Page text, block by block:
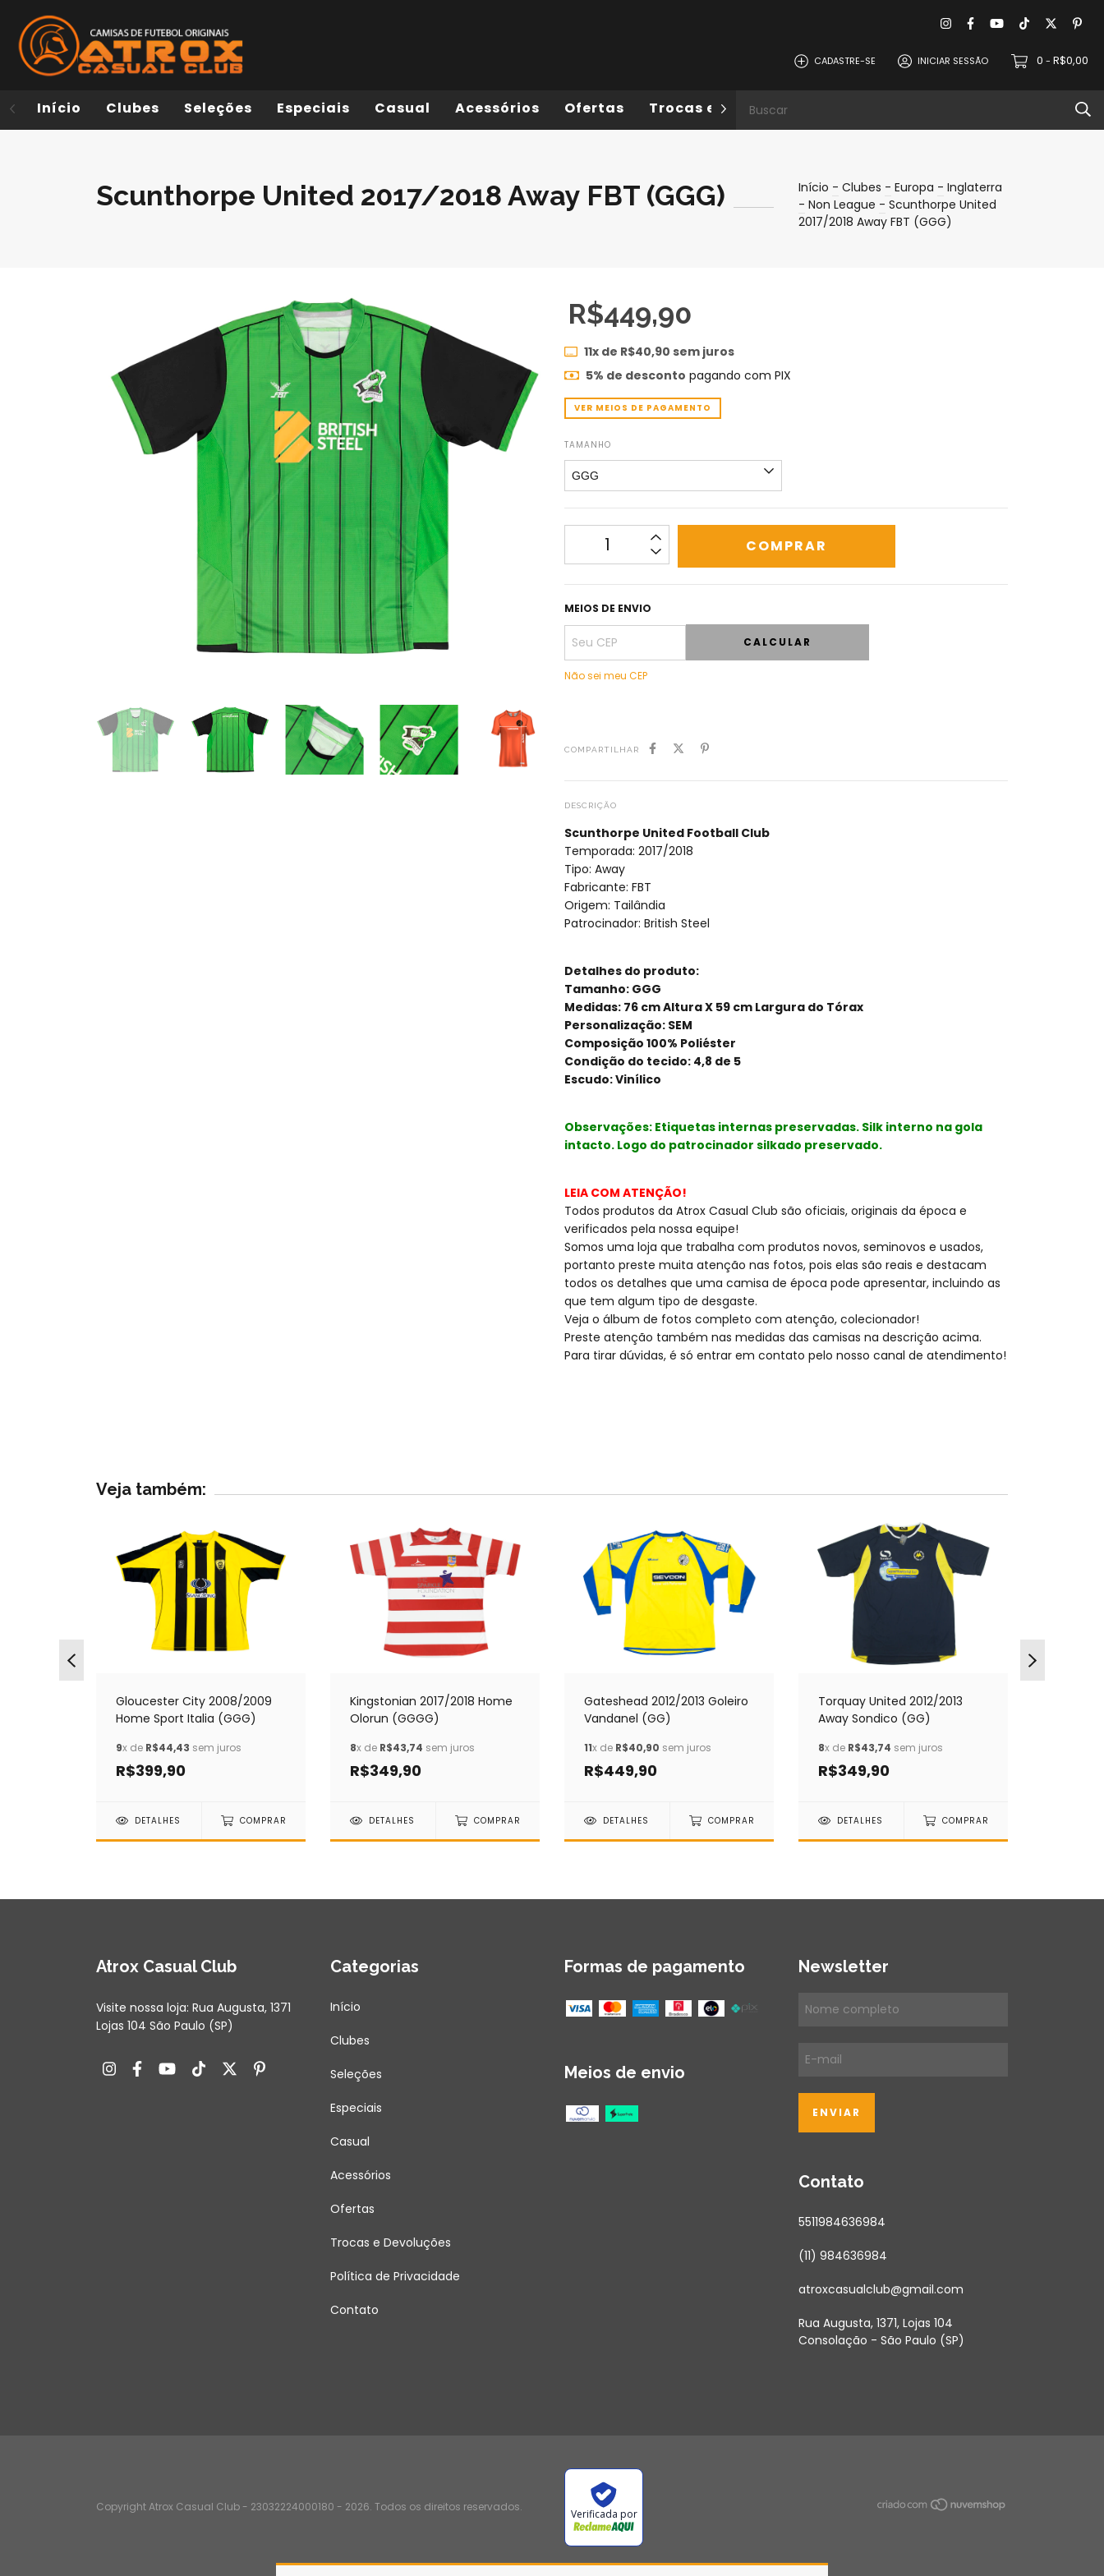
CADASTRE-SE INICIAR SESSÃO 0 - R$0,00
Início Clubes Seleções Especiais Casual Acessórios Ofertas Trocas e Devoluções
Scunthorpe United 2017/2018 Away FBT (GGG) Início - Clubes - Europa - Inglaterra
- Non League - Scunthorpe United
2017/2018 Away FBT (GGG)
R$449,90
11x de R$40,90 sem juros
5% de desconto pagando com PIX
VER MEIOS DE PAGAMENTO
TAMANHO
MEIOS DE ENVIO
CALCULAR
Não sei meu CEP
COMPARTILHAR
DESCRIÇÃO
Scunthorpe United Football Club
Temporada: 2017/2018
Tipo: Away
Fabricante: FBT
Origem: Tailândia
Patrocinador: British Steel
Detalhes do produto:
Tamanho: GGG
Medidas: 76 cm Altura X 59 cm Largura do Tórax
Personalização: SEM
Composição 100% Poliéster
Condição do tecido: 4,8 de 5
Escudo: Vinílico
Observações: Etiquetas internas preservadas. Silk interno na gola
intacto. Logo do patrocinador silkado preservado.
LEIA COM ATENÇÃO!
Todos produtos da Atrox Casual Club são oficiais, originais da época e
verificados pela nossa equipe!
Somos uma loja que trabalha com produtos novos, seminovos e usados,
portanto preste muita atenção nas fotos, pois elas são reais e destacam
todos os detalhes que uma camisa de época pode apresentar, incluindo as
que tem algum tipo de desgaste.
Veja o álbum de fotos completo com atenção, colecionador!
Preste atenção também nas medidas das camisas na descrição acima.
Para tirar dúvidas, é só entrar em contato pelo nosso canal de atendimento!
Veja também:
Gloucester City 2008/2009
Home Sport Italia (GGG)
9x de R$44,43 sem juros
R$399,90
DETALHES COMPRAR
Kingstonian 2017/2018 Home
Olorun (GGGG)
8x de R$43,74 sem juros
R$349,90
DETALHES COMPRAR
Gateshead 2012/2013 Goleiro
Vandanel (GG)
11x de R$40,90 sem juros
R$449,90
DETALHES COMPRAR
Torquay United 2012/2013
Away Sondico (GG)
8x de R$43,74 sem juros
R$349,90
DETALHES COMPRAR
Atrox Casual Club
Visite nossa loja: Rua Augusta, 1371
Lojas 104 São Paulo (SP)
Categorias
Início
Clubes
Seleções
Especiais
Casual
Acessórios
Ofertas
Trocas e Devoluções
Política de Privacidade
Contato
Formas de pagamento
Meios de envio
Newsletter
Contato
5511984636984
(11) 984636984
atroxcasualclub@gmail.com
Rua Augusta, 1371, Lojas 104
Consolação - São Paulo (SP)
Copyright Atrox Casual Club - 23032224000180 - 2026. Todos os direitos reservados.
Verificada por